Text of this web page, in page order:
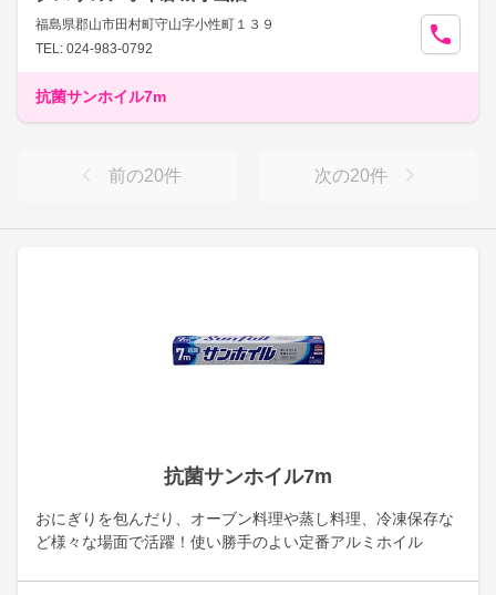
抗菌サンホイル7m
おにぎりを包んだり、オーブン料理や蒸し料理、冷凍保存な
ど様々な場面で活躍！使い勝手のよい定番アルミホイル
福島県郡山市田村町守山字小性町１３９
TEL: 024-983-0792
抗菌サンホイル7m
前の20件 次の20件